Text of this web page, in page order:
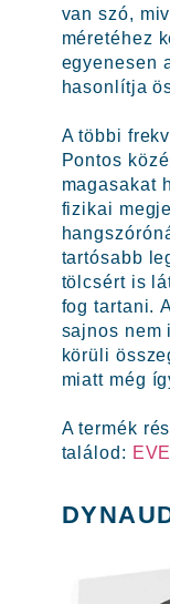
van szó,
méretéhez
egyenesen
hasonlítja
A többi
Pontos
magasakat
fizikai
tartósabb
tölcsért is
fog tartani.
sajnos nem
körüli
miatt még
A termék
találod: